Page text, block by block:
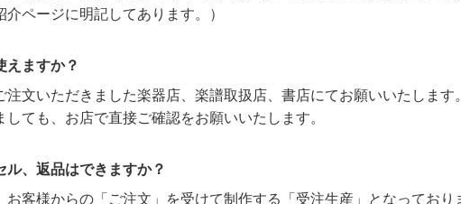
ページに明記してあります。）
えますか？
注文いただきました楽器店、楽譜取扱店、書店にてお願いいたします
ても、お店で直接ご確認をお願いいたします。
ル、返品はできますか？
お客様からの「ご注文」を受けて制作する「受注生産」となっており